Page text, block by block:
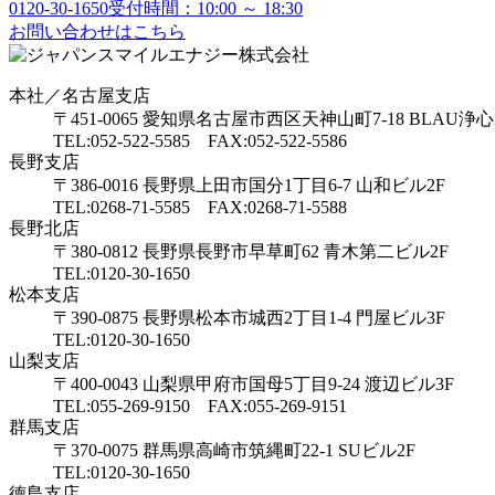
0120-30-1650受付時間：10:00 ～ 18:30
お問い合わせはこちら
本社／名古屋支店
〒451-0065 愛知県名古屋市西区天神山町7-18 BLAU浄
TEL:052-522-5585 FAX:052-522-5586
長野支店
〒386-0016 長野県上田市国分1丁目6-7 山和ビル2F
TEL:0268-71-5585 FAX:0268-71-5588
長野北店
〒380-0812 長野県長野市早草町62 青木第二ビル2F
TEL:0120-30-1650
松本支店
〒390-0875 長野県松本市城西2丁目1-4 門屋ビル3F
TEL:0120-30-1650
山梨支店
〒400-0043 山梨県甲府市国母5丁目9-24 渡辺ビル3F
TEL:055-269-9150 FAX:055-269-9151
群馬支店
〒370-0075 群馬県高崎市筑縄町22-1 SUビル2F
TEL:0120-30-1650